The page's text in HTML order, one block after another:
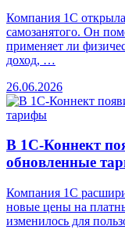
Компания 1С
самозанятого. Он
применяет ли
доход, …
26.06.2026
В 1С-Коннект
обновленные
Компания 1С
новые цены на
изменилось для